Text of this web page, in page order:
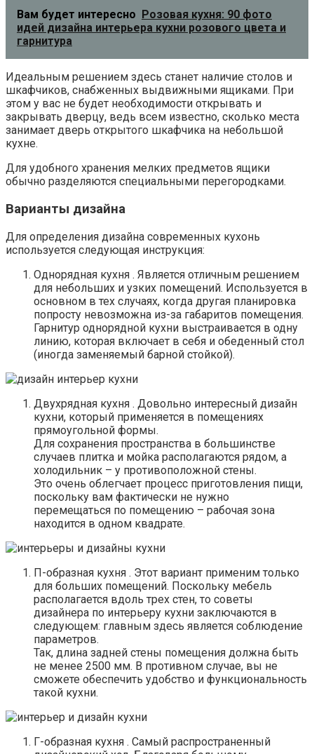
Вам будет интересно
Розовая кухня: 90 фото
идей дизайна интерьера кухни розового цвета и
гарнитура
Идеальным решением здесь станет наличие столов и
шкафчиков, снабженных выдвижными ящиками. При
этом у вас не будет необходимости открывать и
закрывать дверцу, ведь всем известно, сколько места
занимает дверь открытого шкафчика на небольшой
кухне.
Для удобного хранения мелких предметов ящики
обычно разделяются специальными перегородками.
Варианты дизайна
Для определения дизайна современных кухонь
используется следующая инструкция:
Однорядная кухня . Является отличным решением
для небольших и узких помещений. Используется в
основном в тех случаях, когда другая планировка
попросту невозможна из-за габаритов помещения.
Гарнитур однорядной кухни выстраивается в одну
линию, которая включает в себя и обеденный стол
(иногда заменяемый барной стойкой).
Двухрядная кухня . Довольно интересный дизайн
кухни, который применяется в помещениях
прямоугольной формы.
Для сохранения пространства в большинстве
случаев плитка и мойка располагаются рядом, а
холодильник – у противоположной стены.
Это очень облегчает процесс приготовления пищи,
поскольку вам фактически не нужно
перемещаться по помещению – рабочая зона
находится в одном квадрате.
П-образная кухня . Этот вариант применим только
для больших помещений. Поскольку мебель
располагается вдоль трех стен, то советы
дизайнера по интерьеру кухни заключаются в
следующем: главным здесь является соблюдение
параметров.
Так, длина задней стены помещения должна быть
не менее 2500 мм. В противном случае, вы не
сможете обеспечить удобство и функциональность
такой кухни.
Г-образная кухня . Самый распространенный